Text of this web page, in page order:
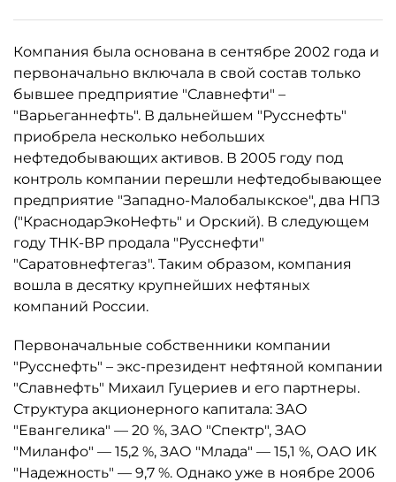
Компания была основана в сентябре 2002 года и
первоначально включала в свой состав только
бывшее предприятие "Славнефти" –
"Варьеганнефть". В дальнейшем "Русснефть"
приобрела несколько небольших
нефтедобывающих активов. В 2005 году под
контроль компании перешли нефтедобывающее
предприятие "Западно-Малобалыкское", два НПЗ
("КраснодарЭкоНефть" и Орский). В следующем
году ТНК-ВР продала "Русснефти"
"Саратовнефтегаз". Таким образом, компания
вошла в десятку крупнейших нефтяных
компаний России.
Первоначальные собственники компании
"Русснефть" – экс-президент нефтяной компании
"Славнефть" Михаил Гуцериев и его партнеры.
Структура акционерного капитала: ЗАО
"Евангелика" — 20 %, ЗАО "Спектр", ЗАО
"Миланфо" — 15,2 %, ЗАО "Млада" — 15,1 %, ОАО ИК
"Надежность" — 9,7 %. Однако уже в ноябре 2006